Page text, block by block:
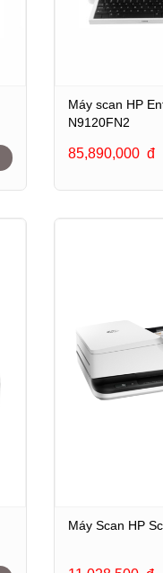
Máy scan HP
N9120FN2
85,890,000 đ
Máy Scan HP